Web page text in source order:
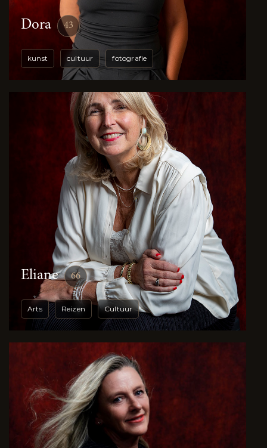
Dora 43
kunst cultuur fotografie
Eliane 66
Arts Reizen Cultuur